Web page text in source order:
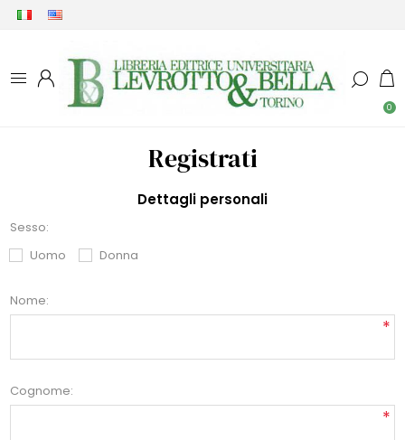
0
Registrati
Dettagli personali
Sesso:
Uomo
Donna
Nome:
*
Cognome:
*